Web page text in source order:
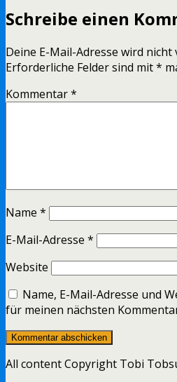
Schreibe einen
Deine E-Mail-Adresse wird
Erforderliche Felder sind mit*
Kommentar*
Name *
E-Mail-Adresse *
Website
Name, E-Mail-Adresse und
für meinen nächsten
All content Copyright Tobi